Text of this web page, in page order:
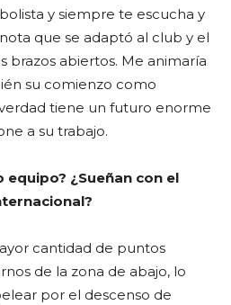
y siempre te escucha y
que se adaptó al club y el
brazos abiertos. Me animaría
su comienzo como
tiene un futuro enorme
a su trabajo.
equipo? ¿Sueñan con el
cantidad de puntos
de la zona de abajo, lo
por el descenso de